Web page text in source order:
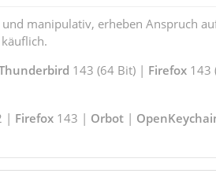
manipulativ, erheben Anspruch
143 (64 Bit) | Firefox143
| Firefox143 | Orbot|